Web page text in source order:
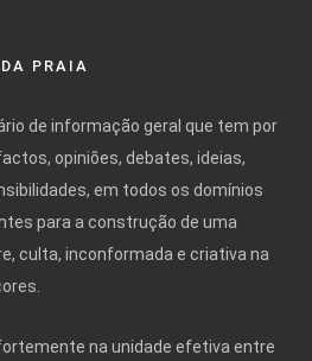
PRAIA
de informação geral que tem por
opiniões, debates, ideias,
em todos os domínios
para a construção de uma
culta, inconformada e criativa na
na unidade efetiva entre